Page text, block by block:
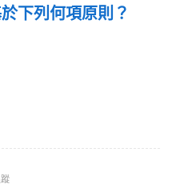
於下列何項原則？